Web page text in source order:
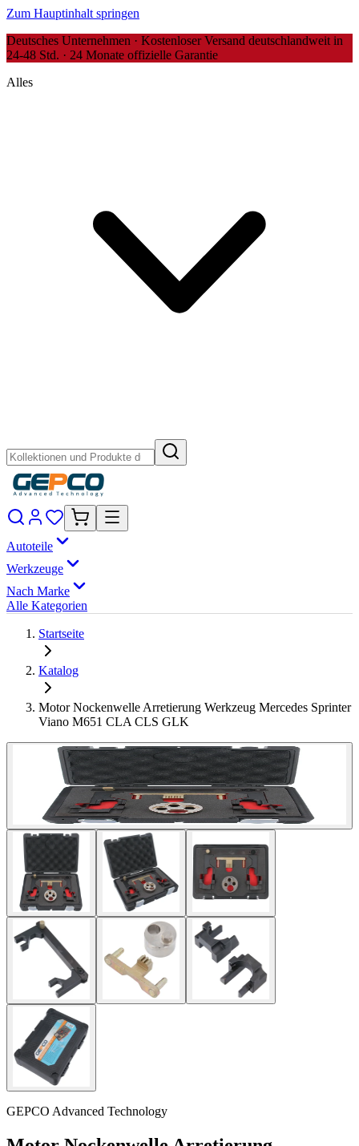
Zum Hauptinhalt springen
Deutsches Unternehmen · Kostenloser Versand deutschlandweit in
24-48 Std. · 24 Monate offizielle Garantie
Alles
Autoteile
Werkzeuge
Nach Marke
Alle Kategorien
Startseite
Katalog
Motor Nockenwelle Arretierung Werkzeug Mercedes Sprinter
Viano M651 CLA CLS GLK
GEPCO Advanced Technology